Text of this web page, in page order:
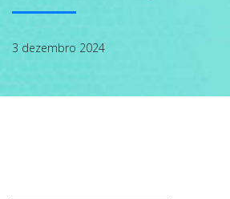
GALERIA
3 dezembro 2024